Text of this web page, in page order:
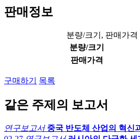
판매정보
분량/크기, 판매가격
분량/크기
판매가격
구매하기 목록
같은 주제의 보고서
연구보고서 중국 반도체 산업의 혁신